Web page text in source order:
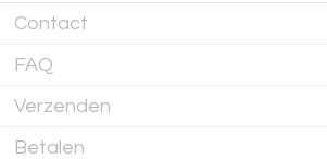
Contact
FAQ
Verzenden
Betalen